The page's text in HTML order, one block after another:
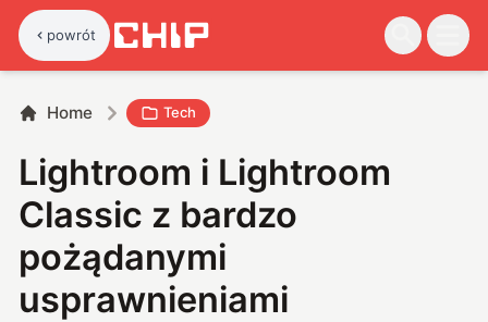
powrót
Home Tech
Lightroom i Lightroom
Classic z bardzo
pożądanymi
usprawnieniami